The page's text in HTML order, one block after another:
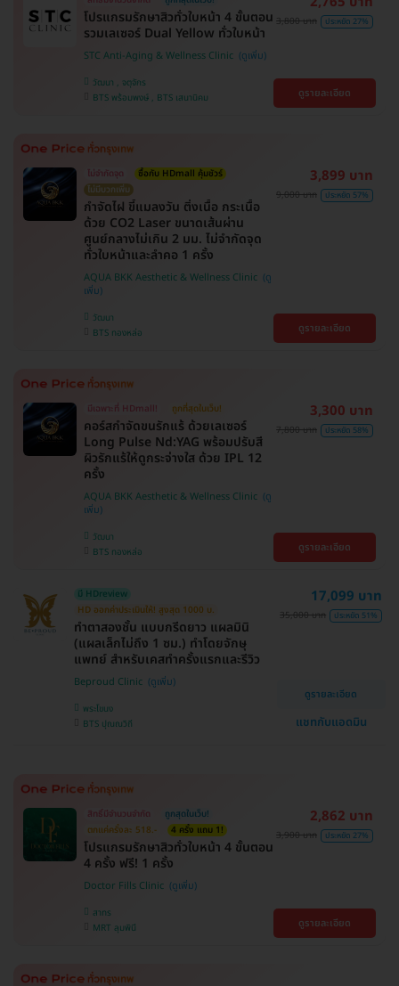
โปรแกรมรักษาสิวทั่วใบหน้า 4 ขั้นตอน
รวมเลเซอร์ Dual Yellow ทั่วใบหน้า
STC Anti-Aging & Wellness Clinic
วัฒนา , จตุจักร
BTS พร้อมพงษ์ , BTS เสนานิคม
3,800 บาท ประหยัด 27%
ดูรายละเอียด
ไม่จำกัดจุด
ซื้อกับ HDmall คุ้มชัวร์
ไม่มีบวกเพิ่ม
กำจัดไฝ ขี้แมลงวัน ติ่งเนื้อ กระเนื้อ
ด้วย CO2 Laser ขนาดเส้นผ่าน
ศูนย์กลางไม่เกิน 2 มม. ไม่จำกัดจุด
ทั่วใบหน้าและลำคอ 1 ครั้ง
AQUA BKK Aesthetic & Wellness Clinic
วัฒนา
BTS ทองหล่อ
3,899 บาท
9,000 บาท ประหยัด 57%
ดูรายละเอียด
มีเฉพาะที่ HDmall! ถูกที่สุดในเว็บ!
คอร์สกำจัดขนรักแร้ ด้วยเลเซอร์
Long Pulse Nd:YAG พร้อมปรับสี
ผิวรักแร้ให้ดูกระจ่างใส ด้วย IPL 12
ครั้ง
AQUA BKK Aesthetic & Wellness Clinic
วัฒนา
BTS ทองหล่อ
3,300 บาท
7,800 บาท ประหยัด 58%
ดูรายละเอียด
มี HDreview
HD ออกค่าประเมินให้! สูงสุด 1000 บ.
ทำตาสองชั้น แบบกรีดยาว แผลมินิ
(แผลเล็กไม่ถึง 1 ซม.) ทำโดยจักษุ
แพทย์ สำหรับเคสทำครั้งแรกและรีวิว
Beproud Clinic
พระโขนง
BTS ปุณณวิถี
17,099 บาท
35,000 บาท ประหยัด 51%
ดูรายละเอียด
แชทกับแอดมิน
สิทธิ์มีจำนวนจำกัด
ถูกสุดในเว็บ!
ตกแค่ครั้งละ 518.-
4 ครั้ง แถม 1!
โปรแกรมรักษาสิวทั่วใบหน้า 4 ขั้นตอน
4 ครั้ง ฟรี! 1 ครั้ง
Doctor Fills Clinic
สาทร
MRT ลุมพินี
2,862 บาท
3,900 บาท ประหยัด 27%
ดูรายละเอียด